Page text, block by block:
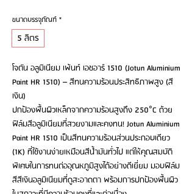
ขนาดบรรจุภัณฑ์ *
5 ลิตร
โจตัน อลูมิเนียม เพ้นท์ เอชอาร์ 1510 (Jotun Aluminium
Paint HR 1510) – สีทนความร้อนประสิทธิภาพสูง (สี
เงิน)
ปกป้องพื้นผิวเหล็กจากความร้อนสูงถึง 250°C ด้วย
ฟิล์มสีอลูมิเนียมที่สวยงามและคงทน! Jotun Aluminium
Paint HR 1510 เป็นสีทนความร้อนส่วนประกอบเดียว
(1K) ที่ใช้งานง่ายเหมือนสีน้ำมันทั่วไป แต่ให้คุณสมบัติ
พิเศษในการทนต่ออุณหภูมิสูงได้อย่างดีเยี่ยม มอบฟิล์ม
สีสีเงินอลูมิเนียมที่ดูสะอาดตา พร้อมการปกป้องพื้นผิว